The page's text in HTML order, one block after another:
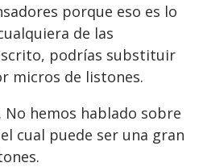
porque eso es lo
de las
podrías substituir
micros de listones.
hemos hablado sobre
cual puede ser una gran